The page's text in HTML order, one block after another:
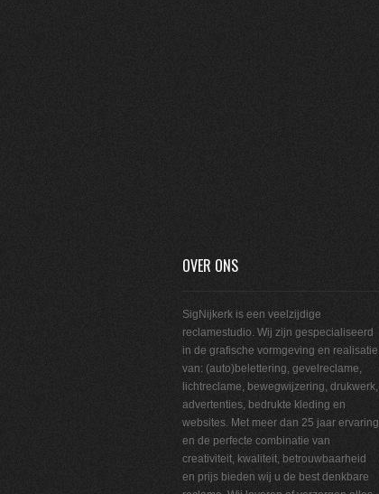
OVER ONS
SigNijkerk is een veelzijdige
reclamestudio. Wij zijn gespecialiseerd
in de grafische vormgeving en realisatie
van: (auto)belettering, gevelreclame,
lichtreclame, bewegwijzering, drukwerk,
advertenties, bedrukte kleding en
websites. Met meer dan 25 jaar ervaring
en de perfecte combinatie van
creativiteit, kwaliteit, betrouwbaarheid
en prijs bieden wij u de best denkbare